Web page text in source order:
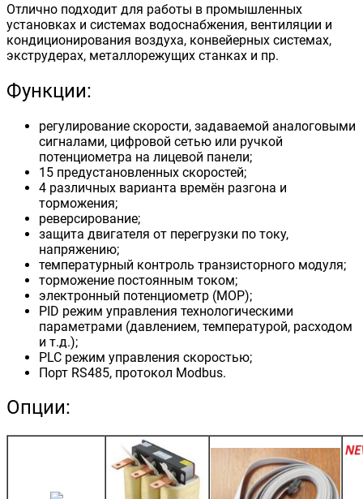
Отлично подходит для работы в промышленных
установках и системах водоснабжения, вентиляции и
кондиционирования воздуха, конвейерных системах,
экструдерах, металлорежущих станках и пр.
Функции:
регулирование скорости, задаваемой аналоговыми
сигналами, цифровой сетью или ручкой
потенциометра на лицевой панели;
15 предустановленных скоростей;
4 различных варианта времён разгона и
торможения;
реверсирование;
защита двигателя от перегрузки по току,
напряжению;
температурный контроль транзисторного модуля;
торможение постоянным током;
электронный потенциометр (MOP);
PID режим управления технологическими
параметрами (давлением, температурой, расходом
и т.д.);
PLC режим управления скоростью;
Порт RS485, протокол Modbus.
Опции: